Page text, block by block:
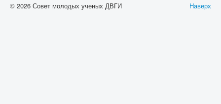
Наверх
© 2026 Совет молодых ученых ДВГИ